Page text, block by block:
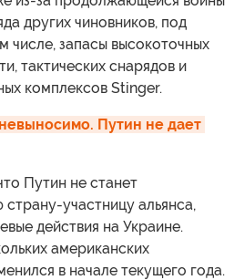
других чиновников, под
числе, запасы высокоточных
тактических снарядов и
комплексов Stinger.
Путин не дает
Путин не станет
участницу альянса,
действия на Украине.
американских
в начале текущего года.